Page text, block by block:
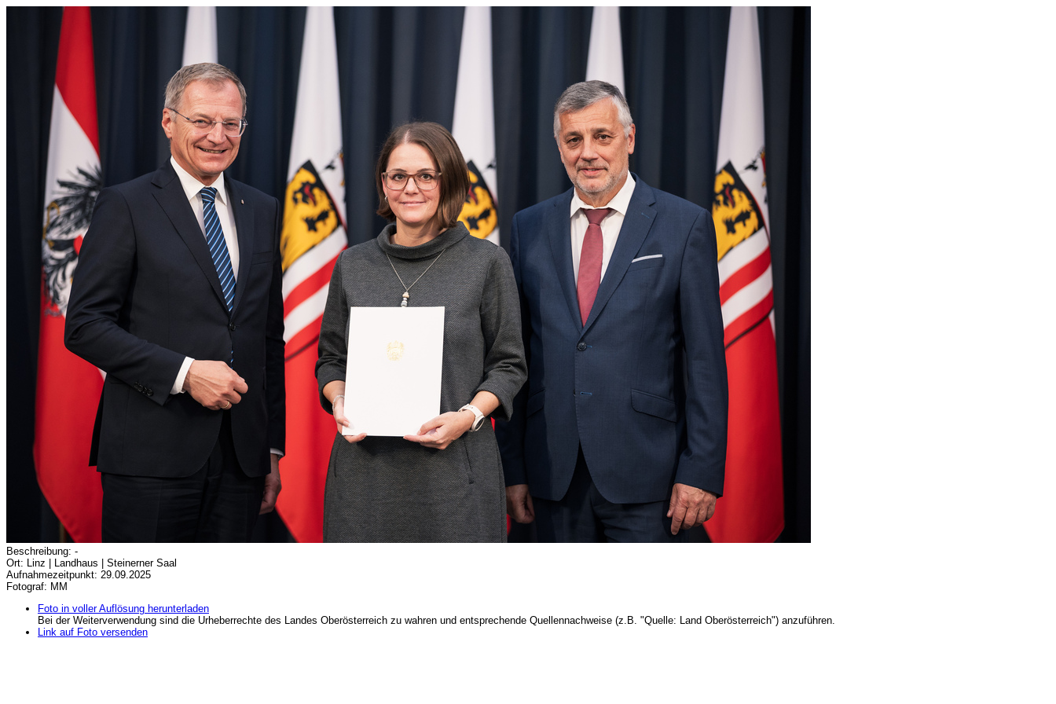
Beschreibung: -
Ort: Linz | Landhaus | Steinerner Saal
Aufnahmezeitpunkt: 29.09.2025
Fotograf: MM
Foto in voller Auflösung herunterladen
Bei der Weiterverwendung sind die Urheberrechte des Landes Oberösterreich zu wahren und entsprechende Quellennachweise (z.B. "Quelle: Land Oberösterreich") anzuführen.
Link auf Foto versenden